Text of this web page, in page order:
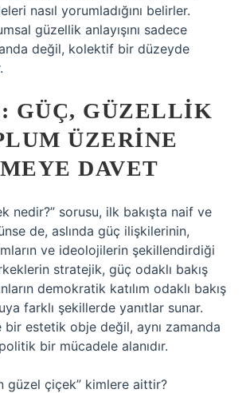
nasıl yorumladığını belirler.
güzellik anlayışını sadece
değil, kolektif bir düzeyde
GÜÇ, GÜZELLIK
ÜZERINE
DAVET
nedir?” sorusu, ilk bakışta naif ve
de, aslında güç ilişkilerinin,
ve ideolojilerin şekillendirdiği
stratejik, güç odaklı bakış
demokratik katılım odaklı bakış
farklı şekillerde yanıtlar sunar.
bir estetik obje değil, aynı zamanda
bir mücadele alanıdır.
güzel çiçek” kimlere aittir?